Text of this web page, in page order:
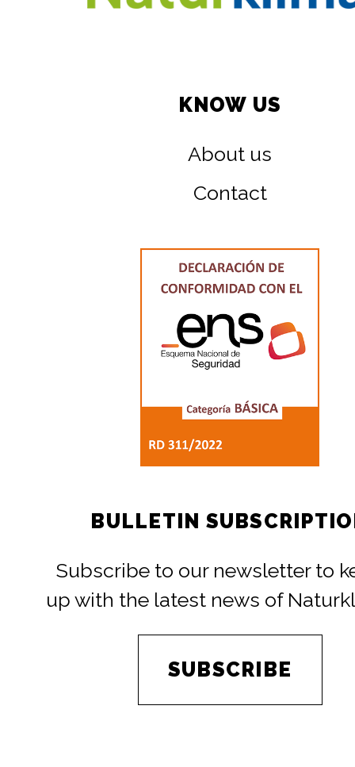
KNOW US
About us
Contact
BULLETIN
Subscribe to our newsletter to
up with the latest news of
SUBSCRIBE